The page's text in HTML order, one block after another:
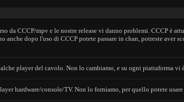
da CCCP/mpv e le nostre release vi danno problemi. CCCP è
anche dopo l'uso di CCCP potete passare in chan, potreste
player del cavolo. Non lo cambiamo, e su ogni piattaforma vi
hardware/console/TV. Non lo forniamo, per quello potete